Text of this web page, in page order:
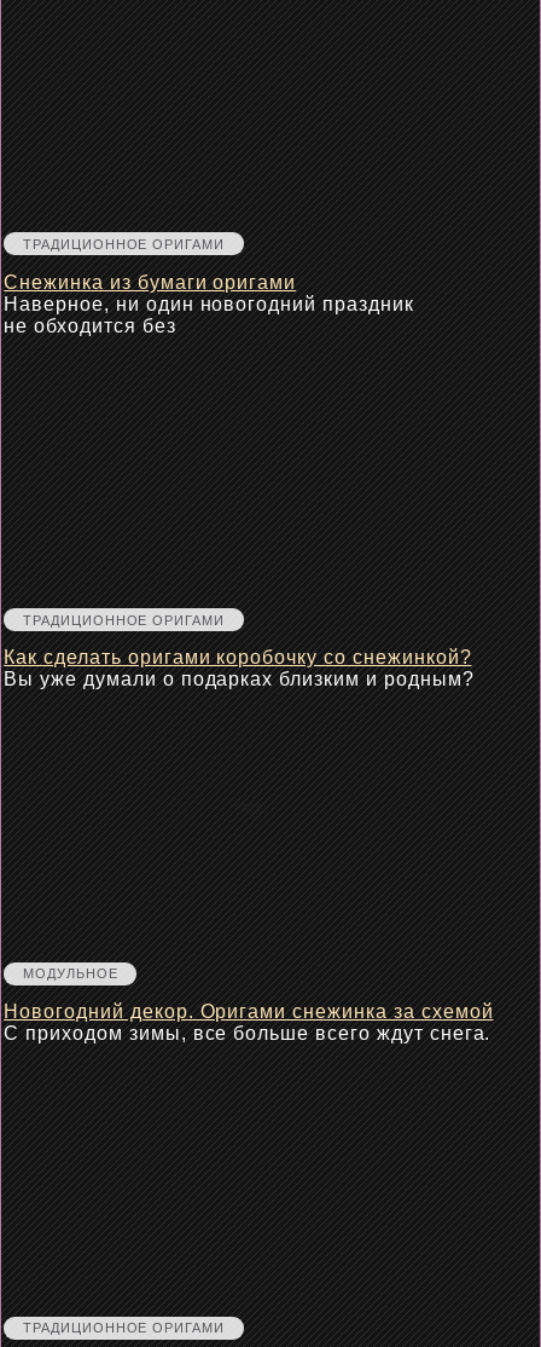
ТРАДИЦИОННОЕ ОРИГАМИ
Снежинка из бумаги оригами
Наверное, ни один новогодний праздник
не обходится без
ТРАДИЦИОННОЕ ОРИГАМИ
Как сделать оригами коробочку со снежинкой?
Вы уже думали о подарках близким и родным?
МОДУЛЬНОЕ
Новогодний декор. Оригами снежинка за схемой
С приходом зимы, все больше всего ждут снега.
ТРАДИЦИОННОЕ ОРИГАМИ